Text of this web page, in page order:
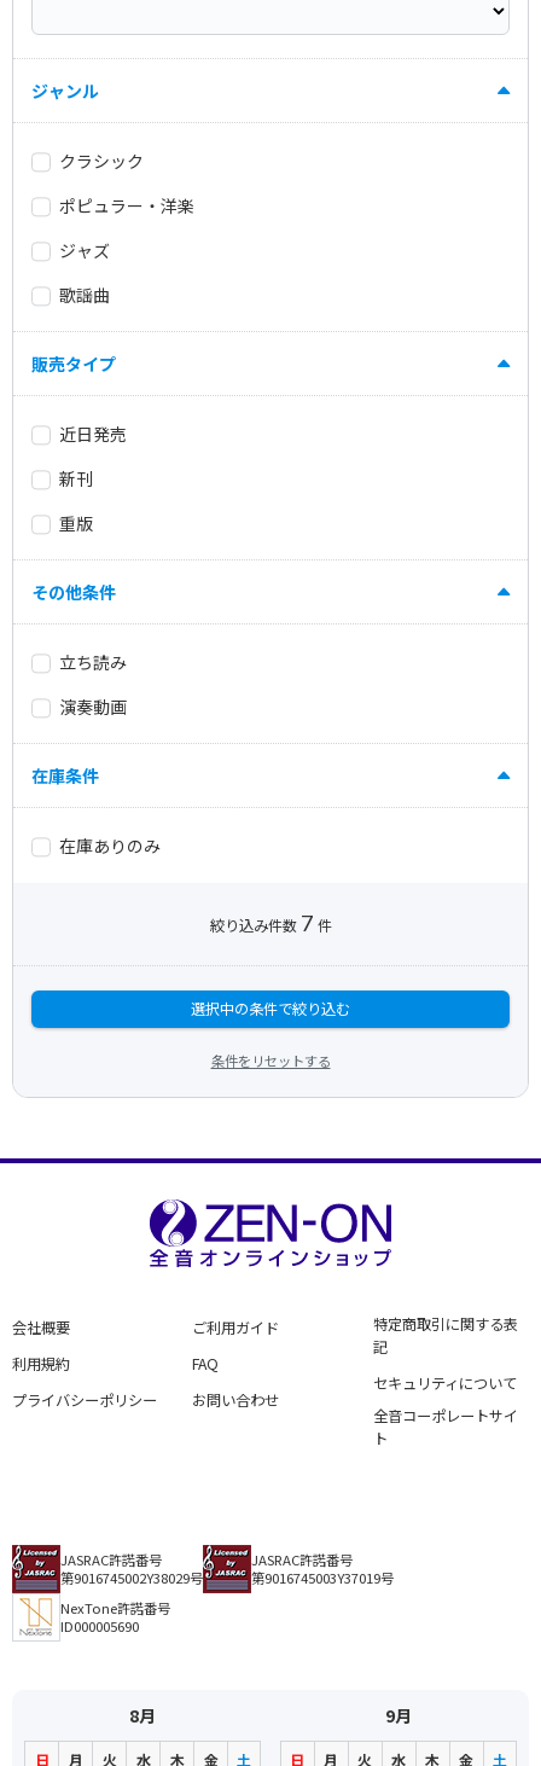
ジャンル
クラシック
ポピュラー・洋楽
ジャズ
歌謡曲
販売タイプ
近日発売
新刊
重版
その他条件
立ち読み
演奏動画
在庫条件
在庫ありのみ
絞り込み件数 7 件
選択中の条件で絞り込む
条件をリセットする
会社概要
利用規約
プライバシーポリシー
ご利用ガイド
FAQ
お問い合わせ
特定商取引に関する表
記
セキュリティについて
全音コーポレートサイ
ト
JASRAC許諾番号
第9016745002Y38029号
JASRAC許諾番号
第9016745003Y37019号
NexTone許諾番号
ID000005690
8月
日 月 火 水 木 金 土
9月
日 月 火 水 木 金 土